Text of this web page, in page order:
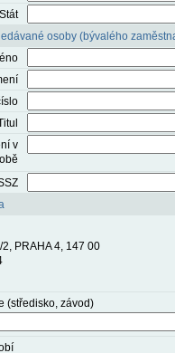
Stát
osoby (bývalého
v
PRAHA 4, 147 00
(středisko, závod)